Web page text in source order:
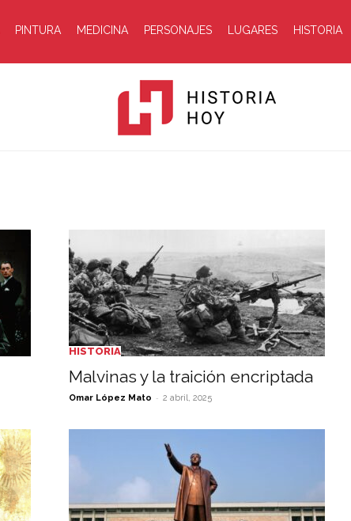
PINTURA MEDICINA PERSONAJES LUGARES HISTORIA
Hoy
HISTORIA
Malvinas y la traición encriptada
Omar López Mato - 2 abril, 2025